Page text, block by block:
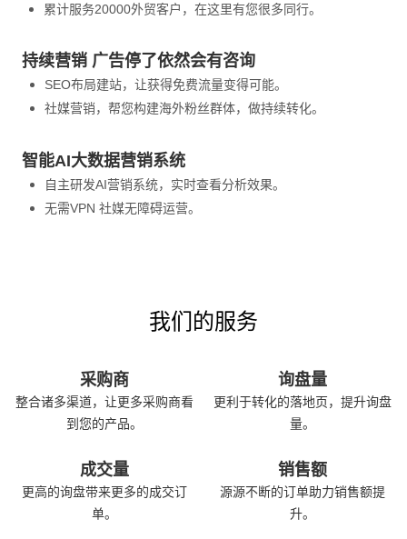
累计服务20000外贸客户，在这里有您很多同行。
持续营销 广告停了依然会有咨询
SEO布局建站，让获得免费流量变得可能。
社媒营销，帮您构建海外粉丝群体，做持续转化。
智能AI大数据营销系统
自主研发AI营销系统，实时查看分析效果。
无需VPN 社媒无障碍运营。
我们的服务
采购商
整合诸多渠道，让更多采购商看
到您的产品。
询盘量
更利于转化的落地页，提升询盘
量。
成交量
更高的询盘带来更多的成交订
单。
销售额
源源不断的订单助力销售额提
升。